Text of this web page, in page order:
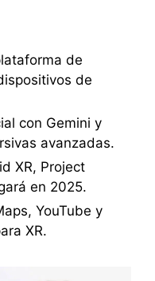
de
de
con Gemini y
avanzadas.
XR, Project
en 2025.
YouTube y
XR.